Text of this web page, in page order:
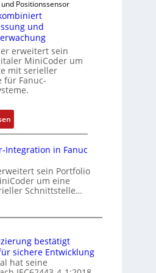
i
e
r
n
s
p
b
e
r
r
y
i
n
i
e
r
t
P
o
t
o
s
m
s
u
n
g
Positionssensor
und
erweitert sein
MiniCoder um
mit serieller
für Fanuc-
:
D
h
g
e
e
k
o
Integration in Fanuc
sein Portfolio
um eine
Schnittstelle…
bestätigt
sichere Entwicklung
hat seine